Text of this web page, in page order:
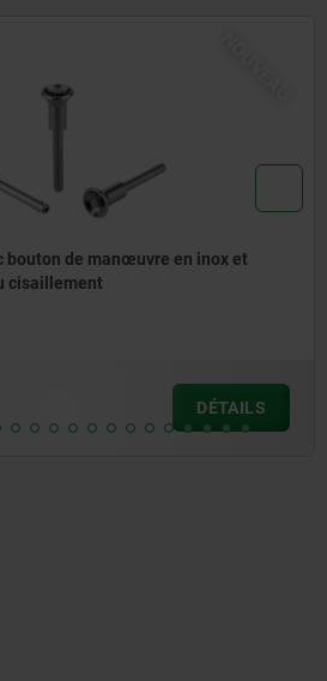
élevée au cisaillement
DÉTAILS